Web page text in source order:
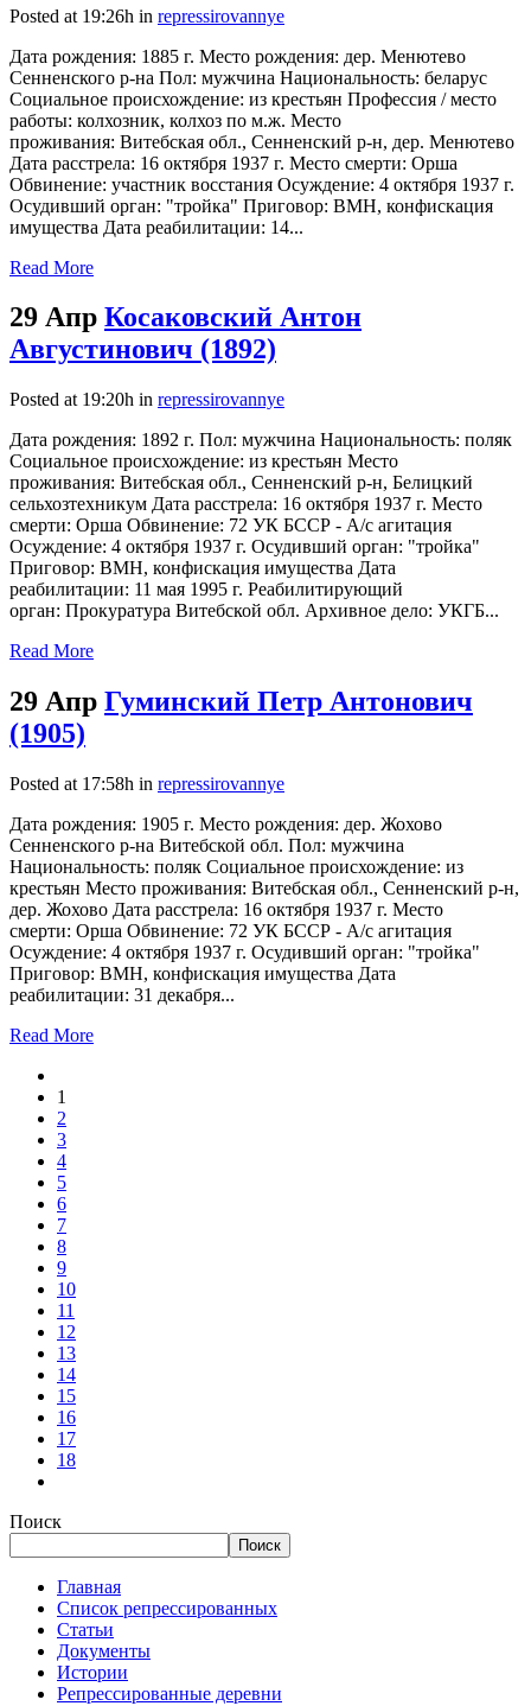
Posted at 19:26h in repressirovannye
Дата рождения: 1885 г. Место рождения: дер. Менютево
Сенненского р-на Пол: мужчина Национальность: беларус
Социальное происхождение: из крестьян Профессия / место
работы: колхозник, колхоз по м.ж. Место
проживания: Витебская обл., Сенненский р-н, дер. Менютево
Дата расстрела: 16 октября 1937 г. Место смерти: Орша
Обвинение: участник восстания Осуждение: 4 октября 1937 г.
Осудивший орган: "тройка" Приговор: ВМН, конфискация
имущества Дата реабилитации: 14...
Read More
29 Апр Косаковский Антон
Августинович (1892)
Posted at 19:20h in repressirovannye
Дата рождения: 1892 г. Пол: мужчина Национальность: поляк
Социальное происхождение: из крестьян Место
проживания: Витебская обл., Сенненский р-н, Белицкий
сельхозтехникум Дата расстрела: 16 октября 1937 г. Место
смерти: Орша Обвинение: 72 УК БССР - А/с агитация
Осуждение: 4 октября 1937 г. Осудивший орган: "тройка"
Приговор: ВМН, конфискация имущества Дата
реабилитации: 11 мая 1995 г. Реабилитирующий
орган: Прокуратура Витебской обл. Архивное дело: УКГБ...
Read More
29 Апр Гуминский Петр Антонович
(1905)
Posted at 17:58h in repressirovannye
Дата рождения: 1905 г. Место рождения: дер. Жохово
Сенненского р-на Витебской обл. Пол: мужчина
Национальность: поляк Социальное происхождение: из
крестьян Место проживания: Витебская обл., Сенненский р-н,
дер. Жохово Дата расстрела: 16 октября 1937 г. Место
смерти: Орша Обвинение: 72 УК БССР - А/с агитация
Осуждение: 4 октября 1937 г. Осудивший орган: "тройка"
Приговор: ВМН, конфискация имущества Дата
реабилитации: 31 декабря...
Read More
1
2
3
4
5
6
7
8
9
10
11
12
13
14
15
16
17
18
Поиск
Поиск
Главная
Список репрессированных
Статьи
Документы
Истории
Репрессированные деревни